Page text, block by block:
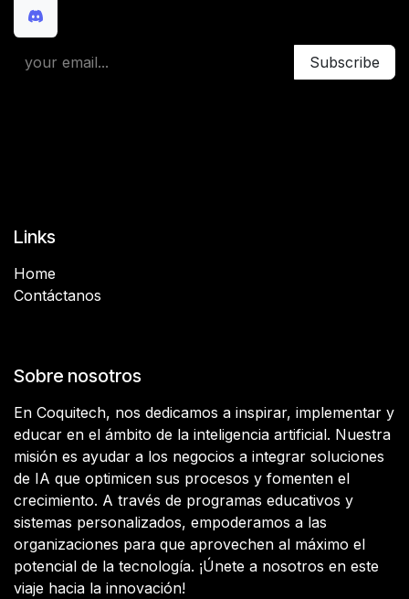
Subscribe
Links
Home
Contáctanos
Sobre nosotros
En Coquitech, nos dedicamos a inspirar, implementar y
educar en el ámbito de la inteligencia artificial. Nuestra
misión es ayudar a los negocios a integrar soluciones
de IA que optimicen sus procesos y fomenten el
crecimiento. A través de programas educativos y
sistemas personalizados, empoderamos a las
organizaciones para que aprovechen al máximo el
potencial de la tecnología. ¡Únete a nosotros en este
viaje hacia la innovación!